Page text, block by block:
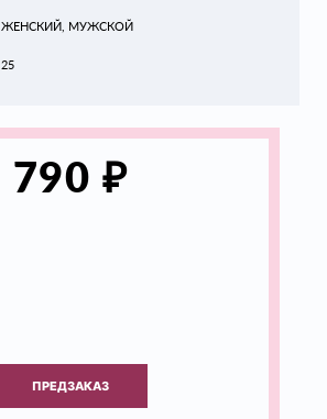
ЖЕНСКИЙ, МУЖСКОЙ
25
790 ₽
ПРЕДЗАКАЗ